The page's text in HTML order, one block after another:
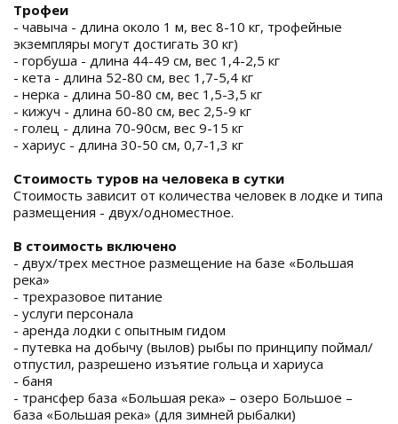
Трофеи
- чавыча - длина около 1 м, вес 8-10 кг, трофейные
экземпляры могут достигать 30 кг)
- горбуша - длина 44-49 см, вес 1,4-2,5 кг
- кета - длина 52-80 см, вес 1,7-5,4 кг
- нерка - длина 50-80 см, вес 1,5-3,5 кг
- кижуч - длина 60-80 см, вес 2,5-9 кг
- голец - длина 70-90см, вес 9-15 кг
- хариус - длина 30-50 см, 0,7-1,3 кг
Стоимость туров на человека в сутки
Стоимость зависит от количества человек в лодке и типа
размещения - двух/одноместное.
В стоимость включено
- двух/трех местное размещение на базе «Большая
река»
- трехразовое питание
- услуги персонала
- аренда лодки с опытным гидом
- путевка на добычу (вылов) рыбы по принципу поймал/
отпустил, разрешено изъятие гольца и хариуса
- баня
- трансфер база «Большая река» – озеро Большое –
база «Большая река» (для зимней рыбалки)